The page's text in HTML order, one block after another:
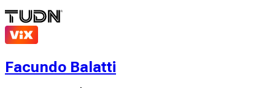
Facundo Balatti